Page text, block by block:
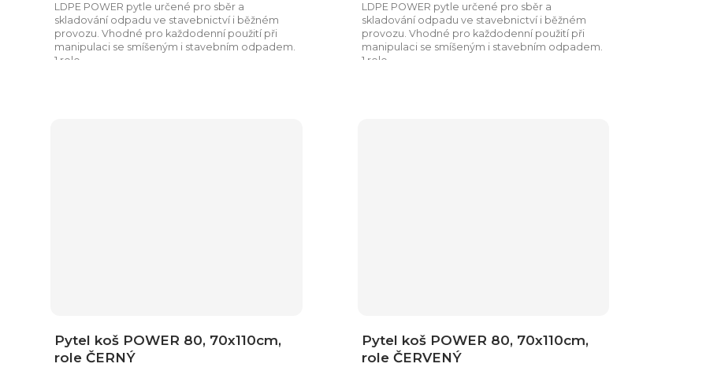
LDPE POWER pytle určené pro sběr a
skladování odpadu ve stavebnictví i běžném
provozu. Vhodné pro každodenní použití při
manipulaci se smíšeným i stavebním odpadem.
1 role...
LDPE POWER pytle určené pro sběr a
skladování odpadu ve stavebnictví i běžném
provozu. Vhodné pro každodenní použití při
manipulaci se smíšeným i stavebním odpadem.
1 role...
Pytel koš POWER 80, 70x110cm,
role ČERNÝ
Pytel koš POWER 80, 70x110cm,
role ČERVENÝ